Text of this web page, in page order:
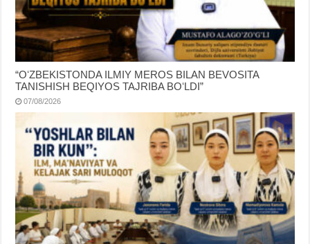
“OʻZBEKISTONDA ILMIY MEROS BILAN BEVOSITA
TANISHISH BEQIYOS TAJRIBA BOʻLDI”
07/08/2026